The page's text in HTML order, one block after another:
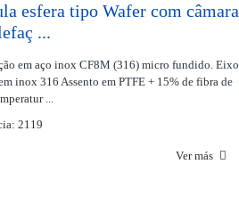
esfera tipo Wafer com câmara
...
em aço inox CF8M (316) micro fundido. Eixo
inox 316 Assento em PTFE + 15% de fibra de
...
2119
Ver más